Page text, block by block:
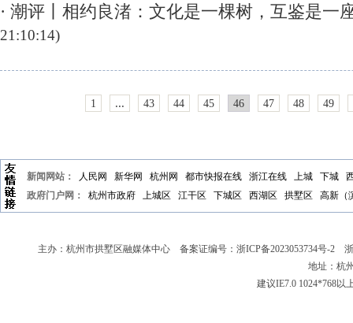
· 潮评丨相约良渚：文化是一棵树，互鉴是一
21:10:14)
1 ... 43 44 45 46 47 48 49
新闻网站： 人民网 新华网 杭州网 都市快报在线 浙江在线 上城 下城
政府门户网：
杭州市政府 上城区 江干区 下城区 西湖区 拱墅区 高新（
主办：杭州市拱墅区融媒体中心 备案证编号： 浙ICP备2023053734号-2 浙
地址：杭
建议IE7.0 1024*768